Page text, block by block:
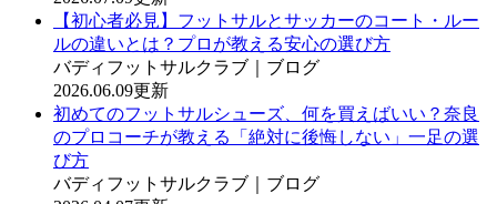
【初心者必見】フットサルとサッカーのコート・ルー
ルの違いとは？プロが教える安心の選び方
バディフットサルクラブ｜ブログ
2026.06.09更新
初めてのフットサルシューズ、何を買えばいい？奈良
のプロコーチが教える「絶対に後悔しない」一足の選
び方
バディフットサルクラブ｜ブログ